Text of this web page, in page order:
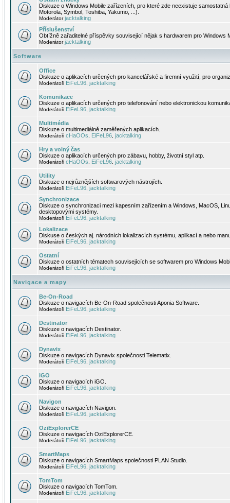
Diskuze o Windows Mobile zařízeních, pro které zde neexistuje
Motorola, Symbol, Toshiba, Yakumo, ...).
Moderátorjacktalking
Příslušenství
Obtížně zařaditelné příspěvky související nějak s hardwarem pro Windows
Moderátorjacktalking
Software
Office
Diskuze o aplikacích určených pro kancelářské a firemní využití, pro
Moderátoři EiFeL96 jacktalking
Komunikace
Diskuze o aplikacích určených pro telefonování nebo elektronickou
Moderátoři EiFeL96 jacktalking
Multimédia
Diskuze o multimediálně zaměřených aplikacích.
Moderátoři cHaOOs EiFeL96 jacktalking
Hry a volný čas
Diskuze o aplikacích určených pro zábavu, hobby, životní styl atp.
Moderátoři cHaOOs EiFeL96 jacktalking
Utility
Diskuze o nejrůznějších softwarových nástrojích.
Moderátoři EiFeL96 jacktalking
Synchronizace
Diskuze o synchronizaci mezi kapesním zařízením a Windows, MacOS,
desktopovými systémy.
Moderátoři EiFeL96 jacktalking
Lokalizace
Diskuse o českých aj. národních lokalizacích systému, aplikací a nebo
Moderátoři EiFeL96 jacktalking
Ostatní
Diskuze o ostatních tématech souvisejících se softwarem pro Windows
Moderátoři EiFeL96 jacktalking
Navigace a mapy
Be-On-Road
Diskuze o navigacích Be-On-Road společnosti Aponia Software.
Moderátoři EiFeL96 jacktalking
Destinator
Diskuze o navigacích Destinator.
Moderátoři EiFeL96 jacktalking
Dynavix
Diskuze o navigacích Dynavix společnosti Telematix.
Moderátoři EiFeL96 jacktalking
iGO
Diskuze o navigacích iGO.
Moderátoři EiFeL96 jacktalking
Navigon
Diskuze o navigacích Navigon.
Moderátoři EiFeL96 jacktalking
OziExplorerCE
Diskuze o navigacích OziExplorerCE.
Moderátoři EiFeL96 jacktalking
SmartMaps
Diskuze o navigacích SmartMaps společnosti PLAN Studio.
Moderátoři EiFeL96 jacktalking
TomTom
Diskuze o navigacích TomTom.
Moderátoři EiFeL96 jacktalking